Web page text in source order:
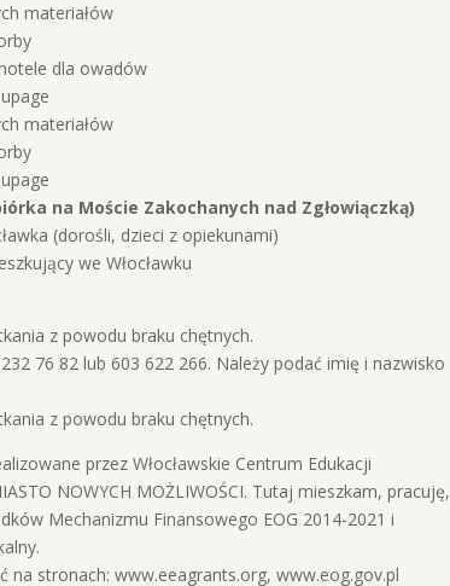
materiałów
dla owadów
materiałów
na Moście Zakochanych nad Zgłowiączką)
(dorośli, dzieci z opiekunami)
we Włocławku
z powodu braku chętnych.
76 82 lub 603 622 266. Należy podać imię i nazwisko
z powodu braku chętnych.
przez Włocławskie Centrum Edukacji
NOWYCH MOŻLIWOŚCI. Tutaj mieszkam, pracuję,
Mechanizmu Finansowego EOG 2014-2021 i
na stronach: www.eeagrants.org, www.eog.gov.pl